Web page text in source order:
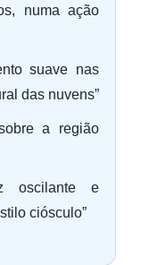
numa ação
suave nas
das nuvens”
a região
oscilante e
ciósculo”